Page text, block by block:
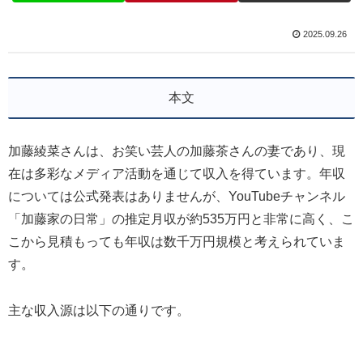
2025.09.26
本文
加藤綾菜さんは、お笑い芸人の加藤茶さんの妻であり、現
在は多彩なメディア活動を通じて収入を得ています。年収
については公式発表はありませんが、YouTubeチャンネル
「加藤家の日常」の推定月収が約535万円と非常に高く、こ
こから見積もっても年収は数千万円規模と考えられていま
す。
主な収入源は以下の通りです。